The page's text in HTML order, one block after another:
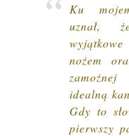
Ku
uznał,
nożem
idealną
Gdy to
pierwszy